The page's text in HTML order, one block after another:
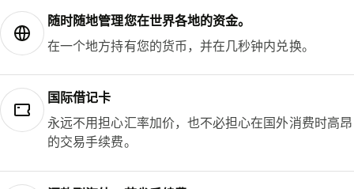
随时随地管理您在世界各地的资金。
在一个地方持有您的货币，并在几秒钟内兑换。
国际借记卡
永远不用担心汇率加价，也不必担心在国外消费时高昂
的交易手续费。